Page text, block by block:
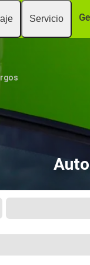
Servicio